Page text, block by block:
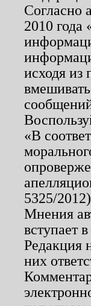
Согласно
2010 года
исходя из
«В
5325/
Мнения
вступает
Редакция
них